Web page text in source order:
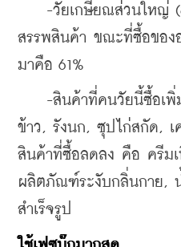
-วัยเกษียณส่วนใหญ่
สรรพสินค้า ขณะที่ซื้อของ
มาคือ 61%
-สินค้าที่คนวัยนี้ซื้อเพิ่
ข้าว, รังนก, ซุปไก่สกัด, เ
สินค้าที่ซื้อลดลง คือ ครีม
ผลิตภัณฑ์ระงับกลิ่นกาย,
สำเร็จรูป